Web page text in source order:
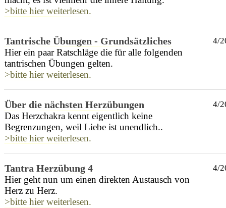
>bitte hier weiterlesen.
Tantrische Übungen - Grundsätzliches
Hier ein paar Ratschläge die für alle folgenden
tantrischen Übungen gelten.
>bitte hier weiterlesen.
4/
Über die nächsten Herzübungen
Das Herzchakra kennt eigentlich keine
Begrenzungen, weil Liebe ist unendlich..
>bitte hier weiterlesen.
4/
Tantra Herzübung 4
Hier geht nun um einen direkten Austausch von
Herz zu Herz.
>bitte hier weiterlesen.
4/